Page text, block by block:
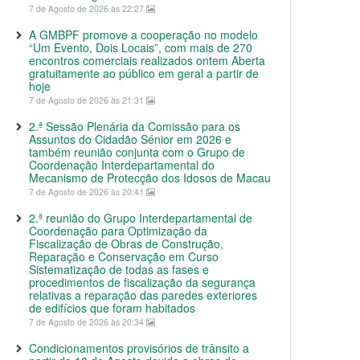
7 de Agosto de 2026 às 22:27
A GMBPF promove a cooperação no modelo
“Um Evento, Dois Locais”, com mais de 270
encontros comerciais realizados ontem Aberta
gratuitamente ao público em geral a partir de
hoje
7 de Agosto de 2026 às 21:31
2.ª Sessão Plenária da Comissão para os
Assuntos do Cidadão Sénior em 2026 e
também reunião conjunta com o Grupo de
Coordenação Interdepartamental do
Mecanismo de Protecção dos Idosos de Macau
7 de Agosto de 2026 às 20:41
2.ª reunião do Grupo Interdepartamental de
Coordenação para Optimização da
Fiscalização de Obras de Construção,
Reparação e Conservação em Curso
Sistematização de todas as fases e
procedimentos de fiscalização da segurança
relativas a reparação das paredes exteriores
de edifícios que foram habitados
7 de Agosto de 2026 às 20:34
Condicionamentos provisórios de trânsito a